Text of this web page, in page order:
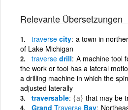
Relevante Übersetzungen
traverse city a town in
of Lake Michigan
traverse drill A machine tool
the work or tool has a lateral
a drilling machine in which the
adjusted laterally
traversable {a} that may be
Grand Traverse Bay